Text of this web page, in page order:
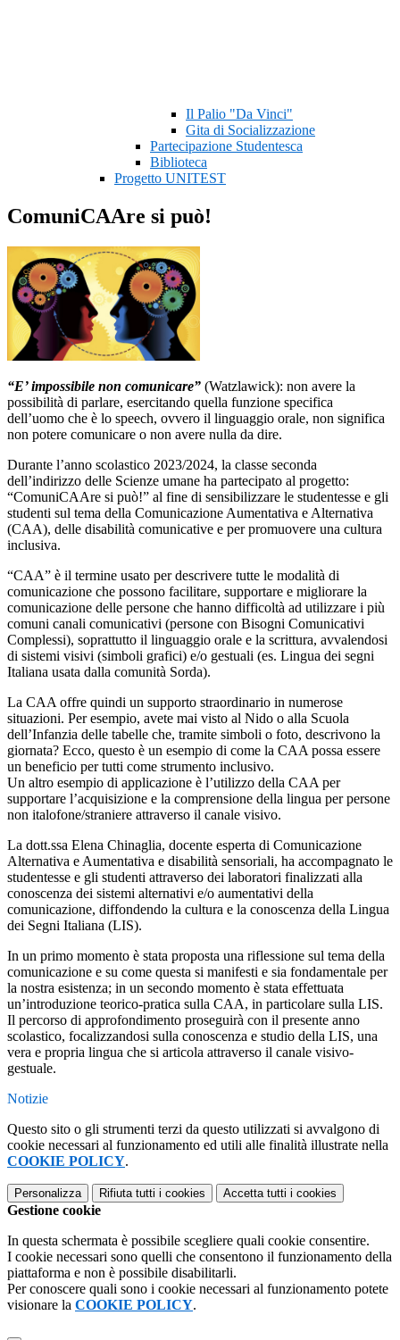
Il Palio "Da Vinci"
Gita di Socializzazione
Partecipazione Studentesca
Biblioteca
Progetto UNITEST
ComuniCAAre si può!
“E’ impossibile non comunicare” (Watzlawick): non avere la
possibilità di parlare, esercitando quella funzione specifica
dell’uomo che è lo speech, ovvero il linguaggio orale, non significa
non potere comunicare o non avere nulla da dire.
Durante l’anno scolastico 2023/2024, la classe seconda
dell’indirizzo delle Scienze umane ha partecipato al progetto:
“ComuniCAAre si può!” al fine di sensibilizzare le studentesse e gli
studenti sul tema della Comunicazione Aumentativa e Alternativa
(CAA), delle disabilità comunicative e per promuovere una cultura
inclusiva.
“CAA” è il termine usato per descrivere tutte le modalità di
comunicazione che possono facilitare, supportare e migliorare la
comunicazione delle persone che hanno difficoltà ad utilizzare i più
comuni canali comunicativi (persone con Bisogni Comunicativi
Complessi), soprattutto il linguaggio orale e la scrittura, avvalendosi
di sistemi visivi (simboli grafici) e/o gestuali (es. Lingua dei segni
Italiana usata dalla comunità Sorda).
La CAA offre quindi un supporto straordinario in numerose
situazioni. Per esempio, avete mai visto al Nido o alla Scuola
dell’Infanzia delle tabelle che, tramite simboli o foto, descrivono la
giornata? Ecco, questo è un esempio di come la CAA possa essere
un beneficio per tutti come strumento inclusivo.
Un altro esempio di applicazione è l’utilizzo della CAA per
supportare l’acquisizione e la comprensione della lingua per persone
non italofone/straniere attraverso il canale visivo.
La dott.ssa Elena Chinaglia, docente esperta di Comunicazione
Alternativa e Aumentativa e disabilità sensoriali, ha accompagnato le
studentesse e gli studenti attraverso dei laboratori finalizzati alla
conoscenza dei sistemi alternativi e/o aumentativi della
comunicazione, diffondendo la cultura e la conoscenza della Lingua
dei Segni Italiana (LIS).
In un primo momento è stata proposta una riflessione sul tema della
comunicazione e su come questa si manifesti e sia fondamentale per
la nostra esistenza; in un secondo momento è stata effettuata
un’introduzione teorico-pratica sulla CAA, in particolare sulla LIS.
Il percorso di approfondimento proseguirà con il presente anno
scolastico, focalizzandosi sulla conoscenza e studio della LIS, una
vera e propria lingua che si articola attraverso il canale visivo-
gestuale.
Notizie
Questo sito o gli strumenti terzi da questo utilizzati si avvalgono di
cookie necessari al funzionamento ed utili alle finalità illustrate nella
COOKIE POLICY.
Personalizza Rifiuta tutti i cookies Accetta tutti i cookies
Gestione cookie
In questa schermata è possibile scegliere quali cookie consentire.
I cookie necessari sono quelli che consentono il funzionamento della
piattaforma e non è possibile disabilitarli.
Per conoscere quali sono i cookie necessari al funzionamento potete
visionare la COOKIE POLICY.